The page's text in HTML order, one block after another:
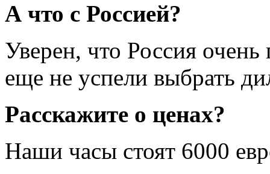
А что с Россией?
Уверен, что Россия
еще не успели выбрать
Расскажите о ценах?
Наши часы стоят 6000